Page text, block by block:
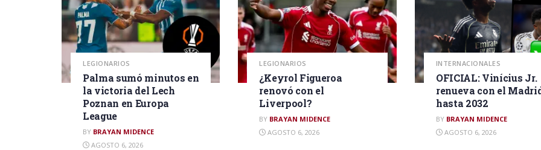
LEGIONARIOS
Palma sumó minutos en
la victoria del Lech
Poznan en Europa
League
BY BRAYAN MIDENCE
AGOSTO 6, 2026
LEGIONARIOS
¿Keyrol Figueroa
renovó con el
Liverpool?
BY BRAYAN MIDENCE
AGOSTO 6, 2026
INTERNACIONALES
OFICIAL: Vinícius Jr.
renueva con el
hasta 2032
BY BRAYAN MIDENCE
AGOSTO 6, 2026